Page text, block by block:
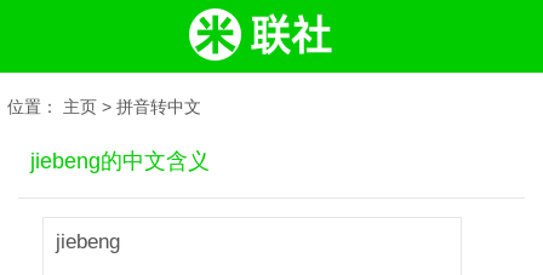
位置： 主页 > 拼音转中文
jiebeng的中文含义
jiebeng